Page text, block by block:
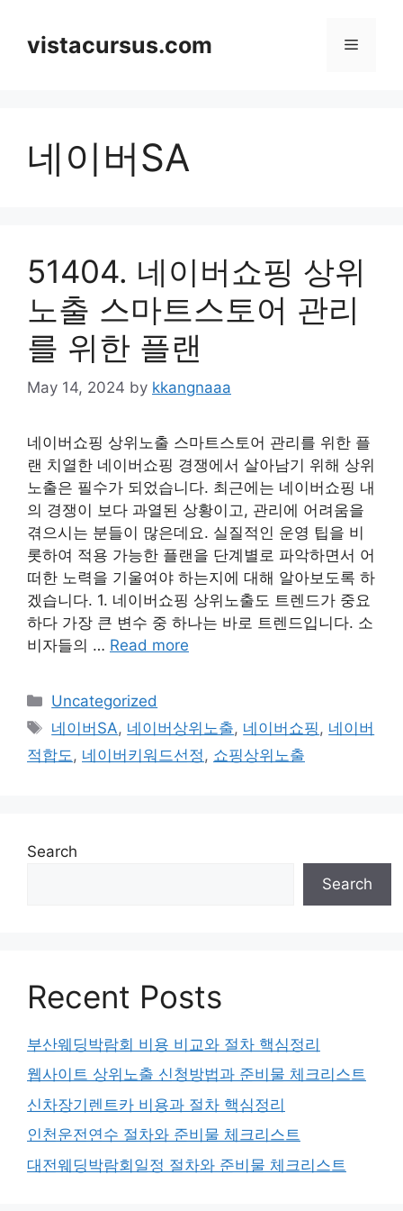
contentvistacursus.com Menu
네이버SA
51404. 네이버쇼핑 상위
노출 스마트스토어 관리
를 위한 플랜
May 14, 2024 by kkangnaaa
네이버쇼핑 상위노출 스마트스토어 관리를 위한 플
랜 치열한 네이버쇼핑 경쟁에서 살아남기 위해 상위
노출은 필수가 되었습니다. 최근에는 네이버쇼핑 내
의 경쟁이 보다 과열된 상황이고, 관리에 어려움을
겪으시는 분들이 많은데요. 실질적인 운영 팁을 비
롯하여 적용 가능한 플랜을 단계별로 파악하면서 어
떠한 노력을 기울여야 하는지에 대해 알아보도록 하
겠습니다. 1. 네이버쇼핑 상위노출도 트렌드가 중요
하다 가장 큰 변수 중 하나는 바로 트렌드입니다. 소
비자들의 … Read more
Categories
Uncategorized
Tags
네이버SA, 네이버상위노출, 네이버쇼핑 , 네이버
적합도 , 네이버키워드선정 , 쇼핑상위노출
Search
Search
Recent Posts
부산웨딩박람회 비용 비교와 절차 핵심정리
웹사이트 상위노출 신청방법과 준비물 체크리스트
신차장기렌트카 비용과 절차 핵심정리
인천운전연수 절차와 준비물 체크리스트
대전웨딩박람회일정 절차와 준비물 체크리스트